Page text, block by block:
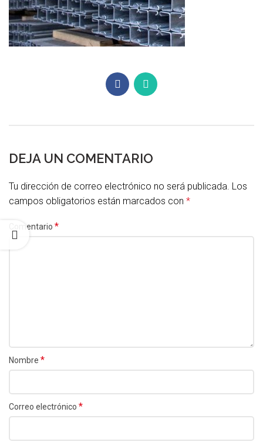
DEJA UN COMENTARIO
Tu dirección de correo electrónico no será publicada. Los
campos obligatorios están marcados con *
Comentario *
Nombre *
Correo electrónico *